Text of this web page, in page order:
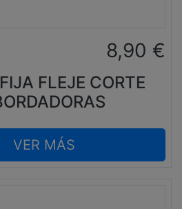
8,90 €
FLEJE CORTE
VER MÁS